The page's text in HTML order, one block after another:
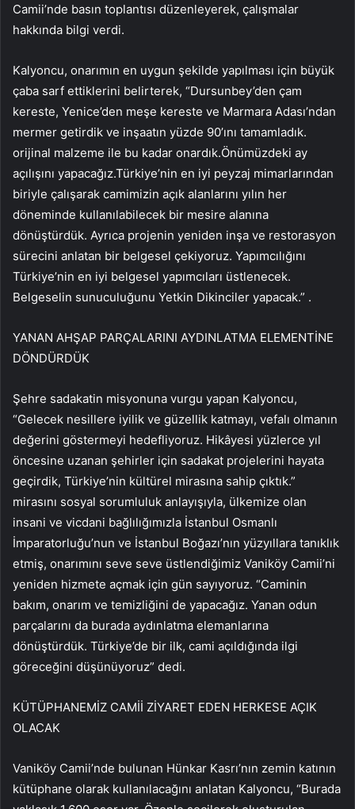
Camii’nde basın toplantısı düzenleyerek, çalışmalar
hakkında bilgi verdi.
Kalyoncu, onarımın en uygun şekilde yapılması için büyük
çaba sarf ettiklerini belirterek, “Dursunbey’den çam
kereste, Yenice’den meşe kereste ve Marmara Adası’ndan
mermer getirdik ve inşaatın yüzde 90’ını tamamladık.
orijinal malzeme ile bu kadar onardık.Önümüzdeki ay
açılışını yapacağız.Türkiye’nin en iyi peyzaj mimarlarından
biriyle çalışarak camimizin açık alanlarını yılın her
döneminde kullanılabilecek bir mesire alanına
dönüştürdük. Ayrıca projenin yeniden inşa ve restorasyon
sürecini anlatan bir belgesel çekiyoruz. Yapımcılığını
Türkiye’nin en iyi belgesel yapımcıları üstlenecek.
Belgeselin sunuculuğunu Yetkin Dikinciler yapacak.” .
YANAN AHŞAP PARÇALARINI AYDINLATMA ELEMENTİNE
DÖNDÜRDÜK
Şehre sadakatin misyonuna vurgu yapan Kalyoncu,
“Gelecek nesillere iyilik ve güzellik katmayı, vefalı olmanın
değerini göstermeyi hedefliyoruz. Hikâyesi yüzlerce yıl
öncesine uzanan şehirler için sadakat projelerini hayata
geçirdik, Türkiye’nin kültürel mirasına sahip çıktık.”
mirasını sosyal sorumluluk anlayışıyla, ülkemize olan
insani ve vicdani bağlılığımızla İstanbul Osmanlı
İmparatorluğu’nun ve İstanbul Boğazı’nın yüzyıllara tanıklık
etmiş, onarımını seve seve üstlendiğimiz Vaniköy Camii’ni
yeniden hizmete açmak için gün sayıyoruz. “Caminin
bakım, onarım ve temizliğini de yapacağız. Yanan odun
parçalarını da burada aydınlatma elemanlarına
dönüştürdük. Türkiye’de bir ilk, cami açıldığında ilgi
göreceğini düşünüyoruz” dedi.
KÜTÜPHANEMİZ CAMİİ ZİYARET EDEN HERKESE AÇIK
OLACAK
Vaniköy Camii’nde bulunan Hünkar Kasrı’nın zemin katının
kütüphane olarak kullanılacağını anlatan Kalyoncu, “Burada